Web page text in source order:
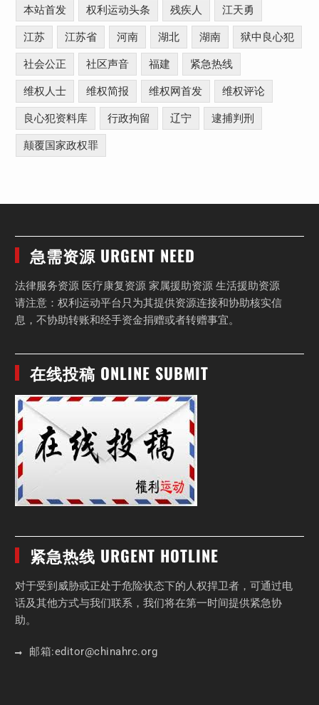
本站首发 权利运动头条 残疾人 江天勇
江苏 江苏省 河南 湖北 湖南 狱中良心犯
社会公正 社区声音 福建 紧急热线
维权人士 维权简报 维权网首发 维权评论
良心犯资料库 行政拘留 辽宁 逮捕判刑
颠覆国家政权罪
急需资源 URGENT NEED
法律服务资源 医疗康复资源 家属援助资源 生活援助资源
请注意：权利运动平台只为其提供资源连接和协助核实信
息，不协助转账和经手资金捐赠或者转赠事宜。
在线投稿 ONLINE SUBMIT
紧急热线 URGENT HOTLINE
对于受到威胁或正处于危险状态下的人权捍卫者，可通过电
话及其他方式与我们联系，我们将在第一时间提供紧急协
助。
邮箱:editor@chinahrc.org